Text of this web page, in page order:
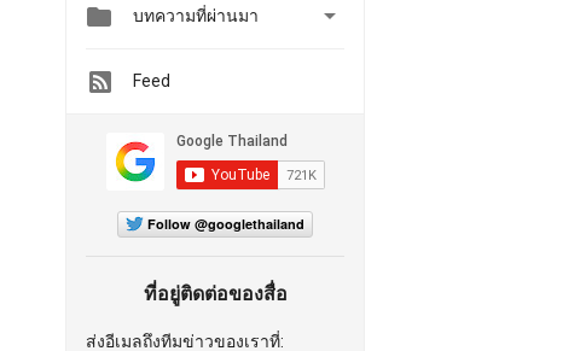
 บทความที่ผ่านมา 
Feed
Follow @googlethailand
ที่อยู่ติดต่อของสื่อ
ส่งอีเมลถึงทีมข่าวของเราที่: